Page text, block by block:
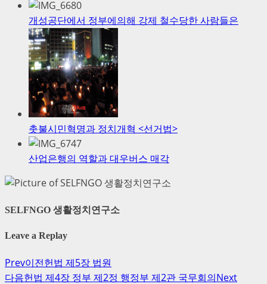
개성공단에서 정부에의해 강제 철수당한 사람들은
촛불시민혁명과 정치개혁 <선거법>
산업은행의 역할과 대우버스 매각
SELFNGO 생활정치연구소
Leave a Replay
Prev이전헌법 제5장 법원
다음헌법 제4장 정부 제2정 행정부 제2관 국무회의Next